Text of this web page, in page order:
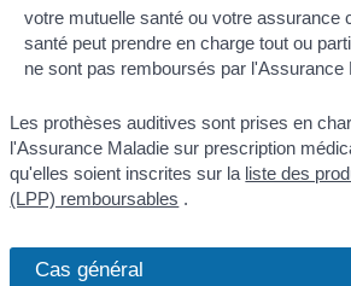
votre mutuelle santé ou votre assurance
santé peut prendre en charge tout ou
ne sont pas remboursés par l'Assurance
Les prothèses auditives sont prises en
l'Assurance Maladie sur prescription
qu'elles soient inscrites sur la liste des
(LPP) remboursables .
Cas général